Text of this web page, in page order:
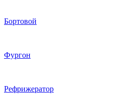
Бортовой
Фургон
Рефрижератор